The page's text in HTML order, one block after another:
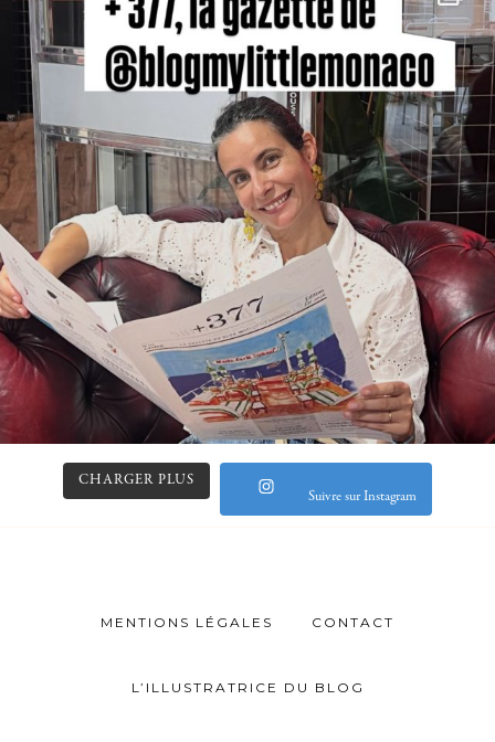
CHARGER PLUS
Suivre sur Instagram
MENTIONS LÉGALES CONTACT
L’ILLUSTRATRICE DU BLOG